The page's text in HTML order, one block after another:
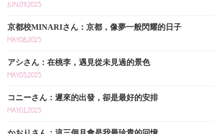
JUN.09,2025
京都校MINARIさん：京都，像夢一般閃耀的日子
MAY.08,2025
アシさん：在桃李，遇見從未見過的景色
MAY.05,2025
コニーさん：遲來的出發，卻是最好的安排
MAY.01,2025